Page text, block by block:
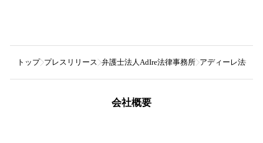
トップ プレスリリース 弁護士法人AdIre法律事務所 アディーレ法律
会社概要